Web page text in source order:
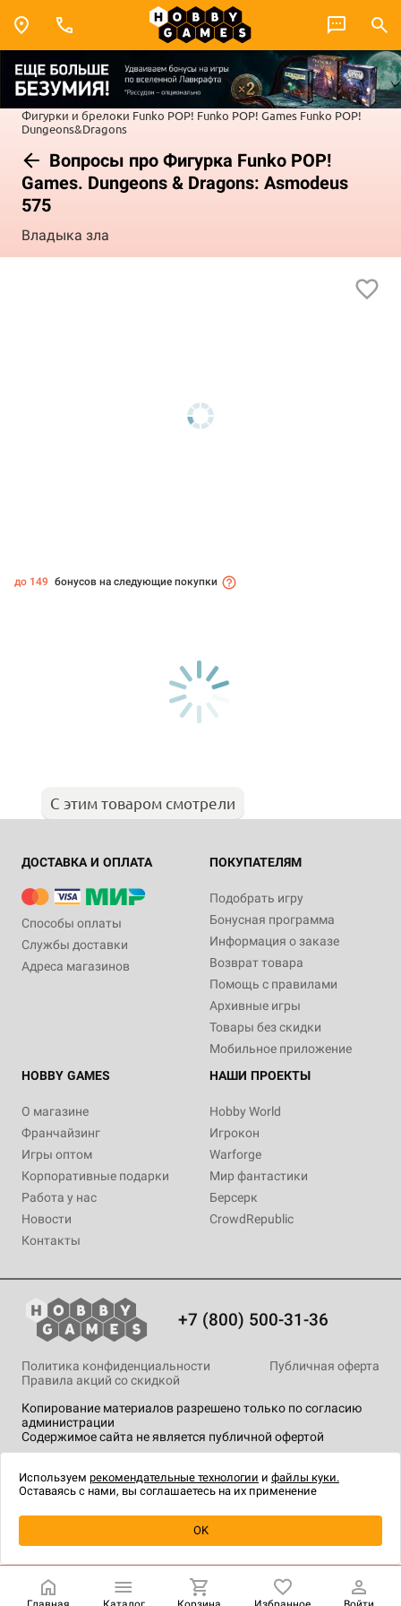
Фигурки и брелоки Funko POP! Funko POP! Games Funko POP!
Dungeons&Dragons
Вопросы про Фигурка Funko POP!
Games. Dungeons & Dragons: Asmodeus
575
Владыка зла
Уведомить о наличии
до 149 бонусов на следующие покупки
С этим товаром смотрели
ДОСТАВКА И ОПЛАТА
Способы оплаты
Службы доставки
Адреса магазинов
ПОКУПАТЕЛЯМ
Подобрать игру
Бонусная программа
Информация о заказе
Возврат товара
Помощь с правилами
Архивные игры
Товары без скидки
Мобильное приложение
HOBBY GAMES
О магазине
Франчайзинг
Игры оптом
Корпоративные подарки
Работа у нас
Новости
Контакты
НАШИ ПРОЕКТЫ
Hobby World
Игрокон
Warforge
Мир фантастики
Берсерк
CrowdRepublic
+7 (800) 500-31-36
Копирование материалов разрешено только по согласию
администрации
Содержимое сайта не является публичной офертой
Политика конфиденциальности
Публичная оферта
Правила акций со скидкой
технологии.
Используем рекомендательные технологии и файлы куки.
Оставаясь с нами, вы соглашаетесь на их применение
OK